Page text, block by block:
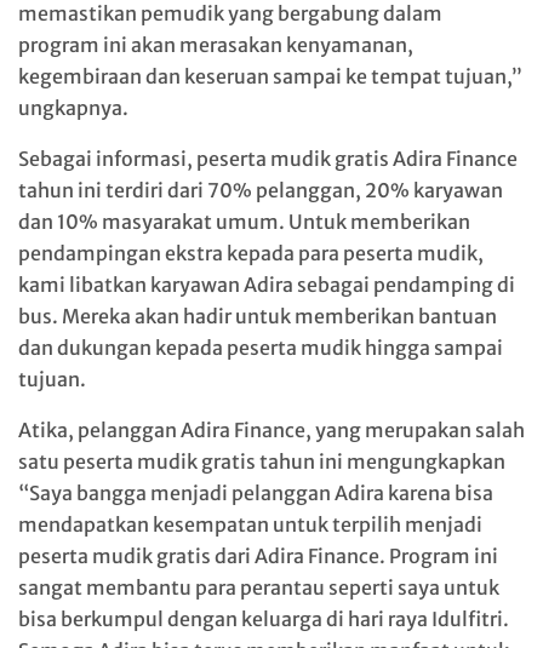
memastikan pemudik yang bergabung dalam
program ini akan merasakan kenyamanan,
kegembiraan dan keseruan sampai ke tempat tujuan,”
ungkapnya.
Sebagai informasi, peserta mudik gratis Adira Finance
tahun ini terdiri dari 70% pelanggan, 20% karyawan
dan 10% masyarakat umum. Untuk memberikan
pendampingan ekstra kepada para peserta mudik,
kami libatkan karyawan Adira sebagai pendamping di
bus. Mereka akan hadir untuk memberikan bantuan
dan dukungan kepada peserta mudik hingga sampai
tujuan.
Atika, pelanggan Adira Finance, yang merupakan salah
satu peserta mudik gratis tahun ini mengungkapkan
“Saya bangga menjadi pelanggan Adira karena bisa
mendapatkan kesempatan untuk terpilih menjadi
peserta mudik gratis dari Adira Finance. Program ini
sangat membantu para perantau seperti saya untuk
bisa berkumpul dengan keluarga di hari raya Idulfitri.